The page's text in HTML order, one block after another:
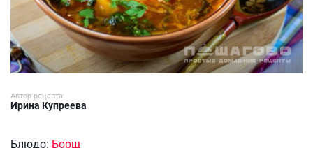
Автор рецепта:
Ирина Купреева
Блюдо: Борщ